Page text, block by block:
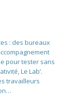
: des bureaux
pour tester sans
Le Lab’.
travailleurs